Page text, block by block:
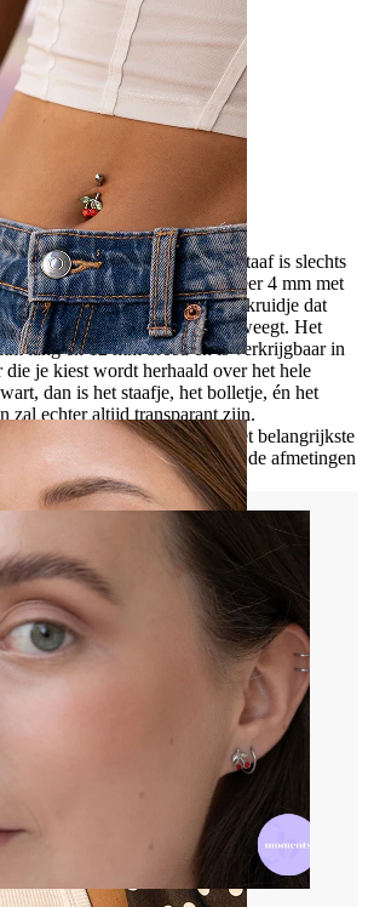
Ja, het hele sieraad
als oorpiercing gebruikt. De staaf is slechts
met een balletje van ongeveer 4 mm met
Onder dat balletje hangt een kruidje dat
het lichaam heen en weer beweegt. Het
lang en 12 mm breed en is verkrijgbaar in
je kiest wordt herhaald over het hele
dan is het staafje, het bolletje, én het
zal echter altijd transparant zijn.
je helix, antihelix of tragus. Het belangrijkste
het sieraad overeenkomt met de afmetingen